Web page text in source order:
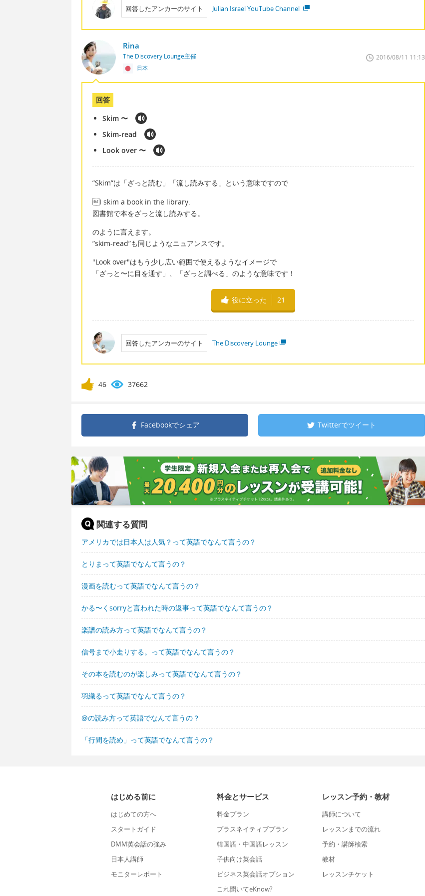
回答したアンカーのサイト Julian Israel YouTube Channel
Rina
The Discovery Lounge主催
日本
2016/08/11 11:13
回答
Skim 〜
Skim-read
Look over 〜
”Skim”は「ざっと読む」「流し読みする」という意味ですので
I skim a book in the library.
図書館で本をざっと流し読みする。
のように言えます。
”skim-read”も同じようなニュアンスです。
"Look over"はもう少し広い範囲で使えるようなイメージで
「ざっと〜に目を通す」、「ざっと調べる」のような意味です！
役に立った 21
回答したアンカーのサイト The Discovery Lounge
46 37662
Facebookでシェア Twitterでツイート
関連する質問
アメリカでは日本人は人気？って英語でなんて言うの？
とりまって英語でなんて言うの？
漫画を読むって英語でなんて言うの？
かる〜くsorryと言われた時の返事って英語でなんて言うの？
楽譜の読み方って英語でなんて言うの？
信号まで小走りする。って英語でなんて言うの？
その本を読むのが楽しみって英語でなんて言うの？
羽織るって英語でなんて言うの？
@の読み方って英語でなんて言うの？
「行間を読め」って英語でなんて言うの？
はじめる前に
はじめての方へ
スタートガイド
DMM英会話の強み
日本人講師
モニターレポート
料金とサービス
料金プラン
プラスネイティブプラン
韓国語・中国語レッスン
子供向け英会話
ビジネス英会話オプション
これ聞いてeKnow?
レッスン予約・教材
講師について
レッスンまでの流れ
予約・講師検索
教材
レッスンチケット